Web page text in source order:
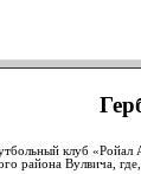
клуб
района Вулвича,